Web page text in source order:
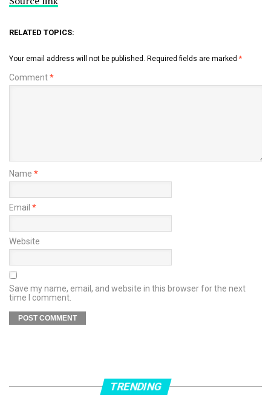
RELATED TOPICS:
Your email address will not be published. Required fields are marked *
Comment*
Name *
Email *
Website
Save my name, email, and website in this browser for the next
time I comment.
TRENDING